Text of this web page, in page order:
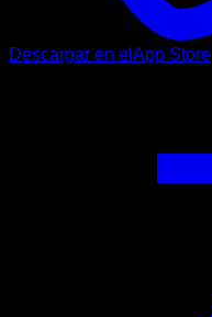
Descargar en el App Store